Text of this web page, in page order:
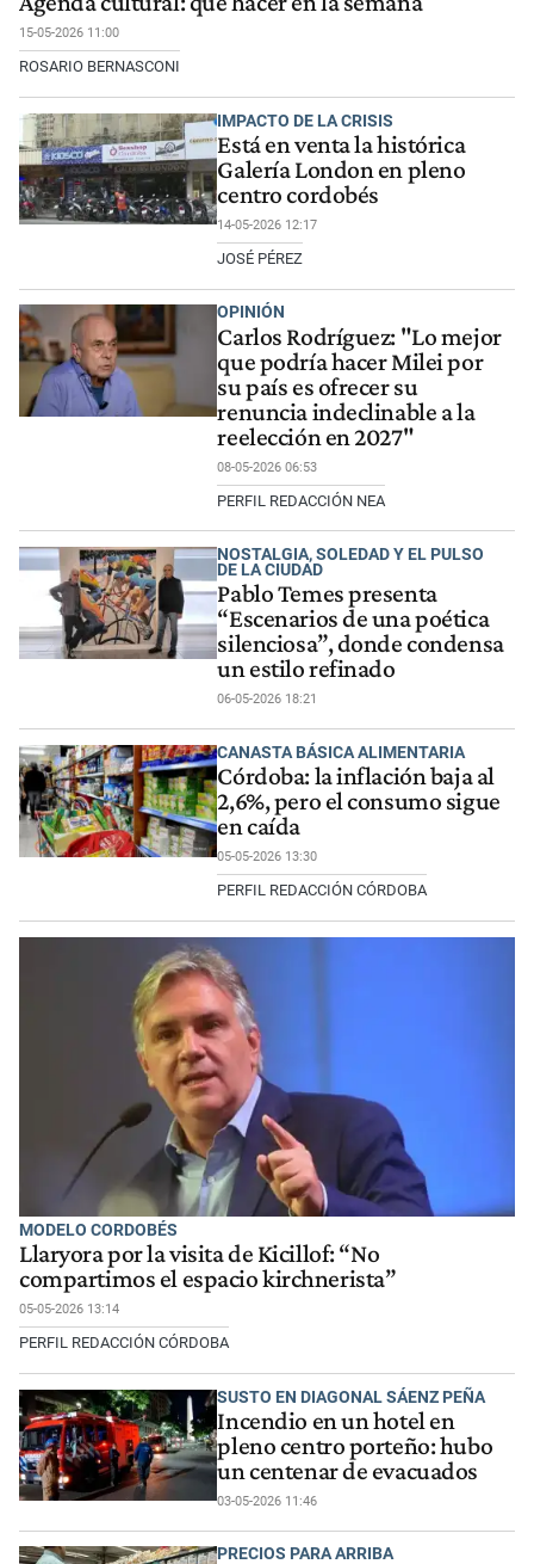
15-05-2026 11:00
ROSARIO BERNASCONI
IMPACTO DE LA CRISIS
Está en venta la histórica
Galería London en pleno
centro cordobés
14-05-2026 12:17
JOSÉ PÉREZ
OPINIÓN
Carlos Rodríguez: "Lo mejor
que podría hacer Milei por
su país es ofrecer su
renuncia indeclinable a la
reelección en 2027"
08-05-2026 06:53
PERFIL REDACCIÓN NEA
NOSTALGIA, SOLEDAD Y EL PULSO
DE LA CIUDAD
Pablo Temes presenta
“Escenarios de una poética
silenciosa”, donde condensa
un estilo refinado
06-05-2026 18:21
CANASTA BÁSICA ALIMENTARIA
Córdoba: la inflación baja al
2,6%, pero el consumo sigue
en caída
05-05-2026 13:30
PERFIL REDACCIÓN CÓRDOBA
MODELO CORDOBÉS
Llaryora por la visita de Kicillof: “No
compartimos el espacio kirchnerista”
05-05-2026 13:14
PERFIL REDACCIÓN CÓRDOBA
SUSTO EN DIAGONAL SÁENZ PEÑA
Incendio en un hotel en
pleno centro porteño: hubo
un centenar de evacuados
03-05-2026 11:46
PRECIOS PARA ARRIBA